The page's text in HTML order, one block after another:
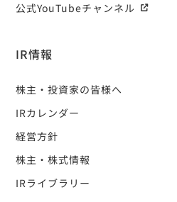
公式YouTubeチャンネル
IR情報
株主・投資家の皆様へ
IRカレンダー
経営方針
株主・株式情報
IRライブラリー